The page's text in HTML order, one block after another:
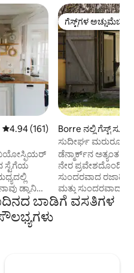
5 ರಲ್ಲಿ 4.94 ಸರಾಸರಿ ರೇಟಿಂಗ್, 161
4.94 (161)
ಬಯೋಸ್ಫಿಯರ್
ಸ್ಟೆಗೆಯ
ಎರಡು
ಗೆಸ್ಟ್‌ಗಳ
ಗೆಸ್ಟ್‌ಗಳ
Borre ನಲ್ಲಿ ಗೆಸ್ಟ್ ಸೂಟ್
ಸುದೀರ್ಘ
ಬೇಸಿಗೆಯ ಸ್ವರ್ಗ.
ಡೆನ್ಮಾರ್ಕ್‌ನ ಅತ್ಯಂತ
ನೇರ
ಸುಂದರವಾದ
ಮತ್ತು ಸುಂದರವಾದ
ಅತ್ಯಂತ ಸುಂದರವಾದ
ಬಾಡಿಗೆ ವಸತಿಗಳ